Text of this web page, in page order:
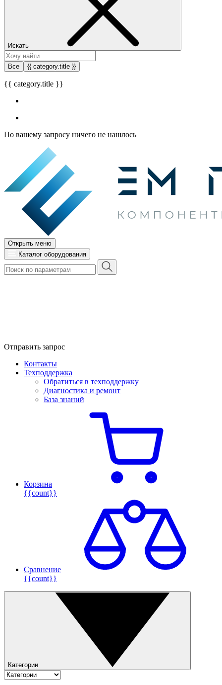
Искать
Все {{ category.title }}
{{ category.title }}
По вашему запросу ничего не нашлось
Открыть меню
Каталог оборудования
Отправить запрос
Контакты
Техподдержка
Обратиться в техподдержку
Диагностика и ремонт
База знаний
Корзина
{{count}}
Сравнение
{{count}}
Категории